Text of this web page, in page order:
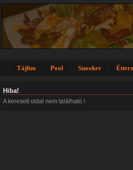
Tájfun Pool Snooker
Hiba!
A keresett oldal nem található !